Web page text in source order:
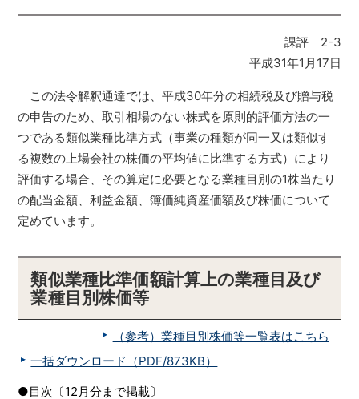
課評 2-3
平成31年1月17日
この法令解釈通達では、平成30年分の相続税及び贈与税
の申告のため、取引相場のない株式を原則的評価方法の一
つである類似業種比準方式（事業の種類が同一又は類似す
る複数の上場会社の株価の平均値に比準する方式）により
評価する場合、その算定に必要となる業種目別の1株当たり
の配当金額、利益金額、簿価純資産価額及び株価について
定めています。
類似業種比準価額計算上の業種目及び
業種目別株価等
（参考）業種目別株価等一覧表はこちら
一括ダウンロード（PDF/873KB）
●目次〔12月分まで掲載〕